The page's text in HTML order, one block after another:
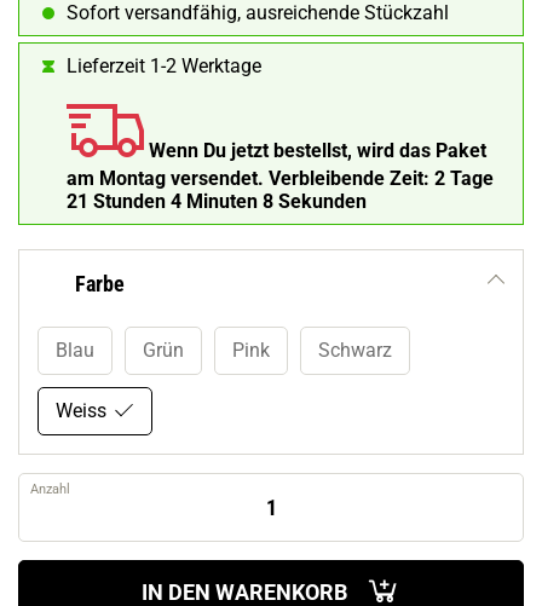
Sofort versandfähig, ausreichende Stückzahl
Lieferzeit 1-2 Werktage
Wenn Du jetzt bestellst, wird das Paket
am Montag versendet. Verbleibende Zeit: 2 Tage
21 Stunden 4 Minuten 7 Sekunden
Farbe
Blau Grün Pink Schwarz
Weiss
Anzahl
IN DEN WARENKORB